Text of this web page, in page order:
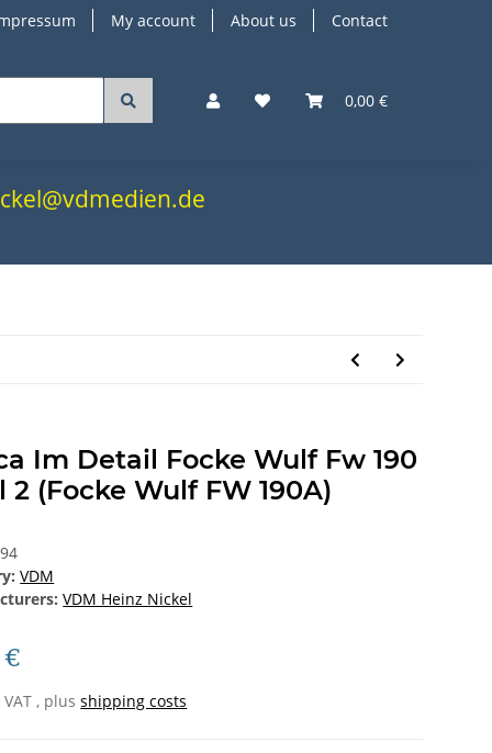
My account About us Contact
0,00 €
Im Detail Focke Wulf Fw 190
2 (Focke Wulf FW 190A)
VDM
VDM Heinz Nickel
€
VAT , plusshipping costs